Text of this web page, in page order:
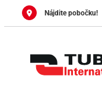
Nájdite pobočku!